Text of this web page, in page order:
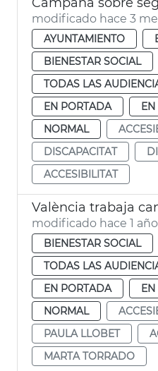
modificado hace 3
AYUNTAMIENTO
BIENESTAR SOCIAL
TODAS LAS
EN PORTADA
NORMAL
DISCAPACITAT
ACCESIBILITAT
modificado hace 1 año
BIENESTAR SOCIAL
TODAS LAS
EN PORTADA
NORMAL
PAULA LLOBET
MARTA TORRADO